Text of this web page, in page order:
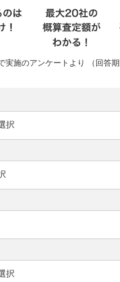
実施のアンケートより （回答